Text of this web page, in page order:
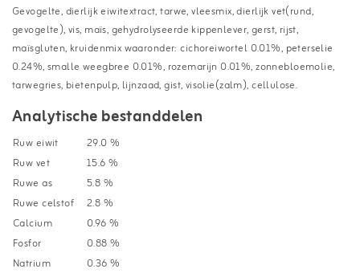
Gevogelte, dierlijk eiwitextract, tarwe, vleesmix, dierlijk vet(rund,
gevogelte), vis, maïs, gehydrolyseerde kippenlever, gerst, rijst,
maïsgluten, kruidenmix waaronder: cichoreiwortel 0.01%, peterselie
0.24%, smalle weegbree 0.01%, rozemarijn 0.01%, zonnebloemolie,
tarwegries, bietenpulp, lijnzaad, gist, visolie(zalm), cellulose.
Analytische bestanddelen
Ruw eiwit
29.0 %
Ruw vet
15.6 %
Ruwe as
5.8 %
Ruwe celstof
2.8 %
Calcium
0.96 %
Fosfor
0.88 %
Natrium
0.36 %